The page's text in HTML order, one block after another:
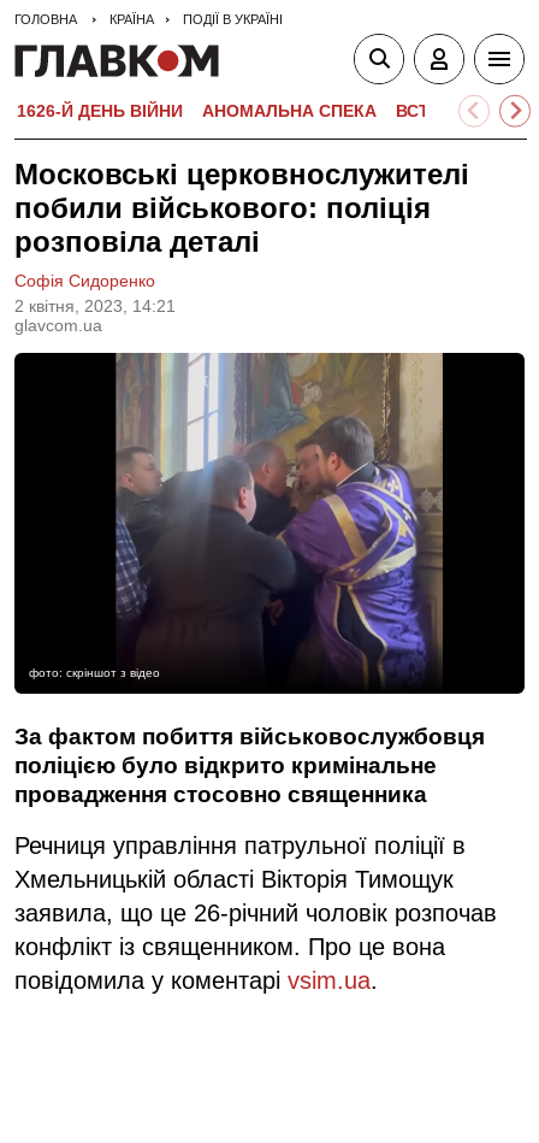
ГОЛОВНА КРАЇНА ПОДІЇ В УКРАЇНІ
1626-Й ДЕНЬ ВІЙНИ АНОМАЛЬНА СПЕКА ВСТУПНА
Московські церковнослужителі
побили військового: поліція
розповіла деталі
2 квiтня, 2023, 14:21
glavcom.ua
Софія Сидоренко
фото: скріншот з відео
За фактом побиття військовослужбовця
поліцією було відкрито кримінальне
провадження стосовно священника
Речниця управління патрульної поліції в
Хмельницькій області Вікторія Тимощук
заявила, що це 26-річний чоловік розпочав
конфлікт із священником. Про це вона
повідомила у коментарі vsim.ua.